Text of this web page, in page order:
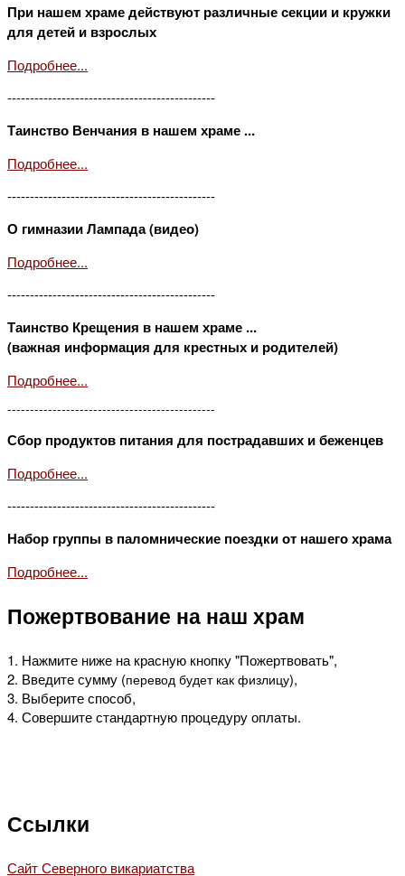
При нашем храме действуют различные секции и кружки
для детей и взрослых
Подробнее...
----------------------------------------------
Таинство Венчания в нашем храме ...
Подробнее...
----------------------------------------------
О гимназии Лампада (видео)
Подробнее...
----------------------------------------------
Таинство Крещения в нашем храме ...
(важная информация для крестных и родителей)
Подробнее...
----------------------------------------------
Сбор продуктов питания для пострадавших и беженцев
Подробнее...
----------------------------------------------
Набор группы в паломнические поездки от нашего храма
Подробнее...
Пожертвование на наш храм
1. Нажмите ниже на красную кнопку "Пожертвовать",
2. Введите сумму (перевод будет как физлицу),
3. Выберите способ,
4. Совершите стандартную процедуру оплаты.
Ссылки
Сайт Северного викариатства